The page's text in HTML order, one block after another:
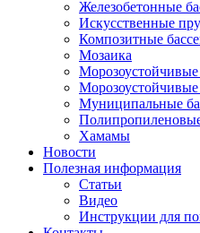
Железобетонные
Искусственные
Композитные
Мозаика
Муниципальные
Хамамы
Новости
Полезная информация
Статьи
Видео
Инструкции для